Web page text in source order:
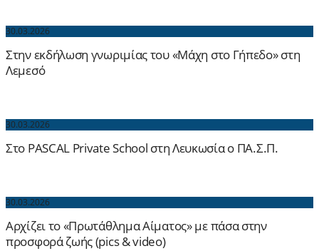
30.03.2026
Στην εκδήλωση γνωριμίας του «Μάχη στο Γήπεδο» στη
Λεμεσό
30.03.2026
Στο PASCAL Private School στη Λευκωσία ο ΠΑ.Σ.Π.
30.03.2026
Αρχίζει το «Πρωτάθλημα Αίματος» με πάσα στην
προσφορά ζωής (pics & video)